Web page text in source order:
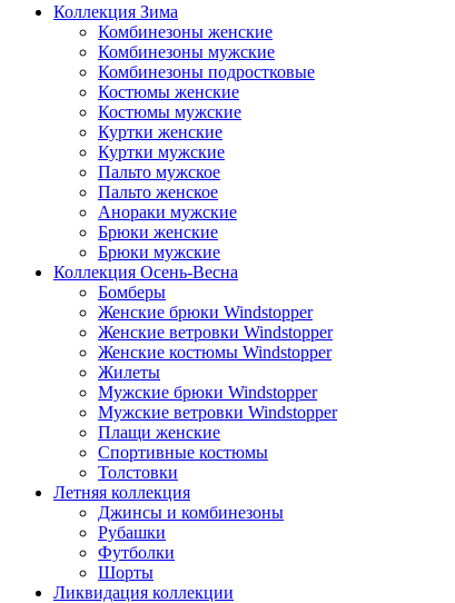
Коллекция Зима
Комбинезоны женские
Комбинезоны мужские
Комбинезоны подростковые
Костюмы женские
Костюмы мужские
Куртки женские
Куртки мужские
Пальто мужское
Пальто женское
Анораки мужские
Брюки женские
Брюки мужские
Коллекция Осень-Весна
Бомберы
Женские брюки Windstopper
Женские ветровки Windstopper
Женские костюмы Windstopper
Жилеты
Мужские брюки Windstopper
Мужские ветровки Windstopper
Плащи женские
Спортивные костюмы
Толстовки
Летняя коллекция
Джинсы и комбинезоны
Рубашки
Футболки
Шорты
Ликвидация коллекции